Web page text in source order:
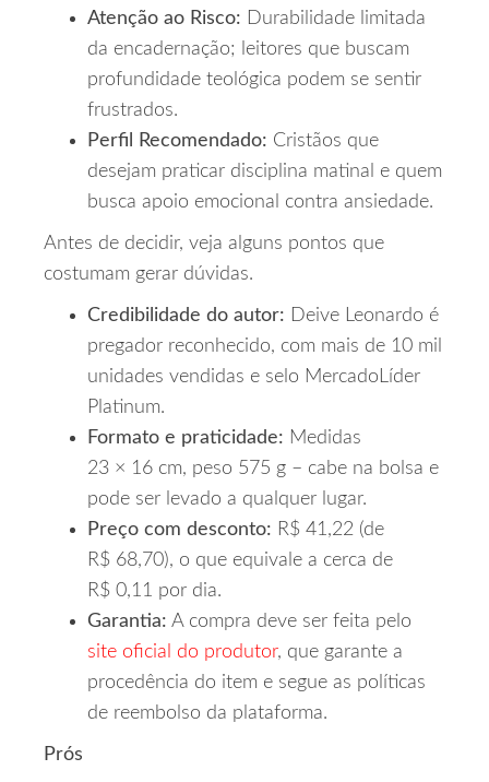
Atenção ao Risco: Durabilidade limitada
da encadernação; leitores que buscam
profundidade teológica podem se sentir
frustrados.
Perfil Recomendado: Cristãos que
desejam praticar disciplina matinal e quem
busca apoio emocional contra ansiedade.
Antes de decidir, veja alguns pontos que
costumam gerar dúvidas.
Credibilidade do autor: Deive Leonardo é
pregador reconhecido, com mais de 10 mil
unidades vendidas e selo MercadoLíder
Platinum.
Formato e praticidade: Medidas
23 × 16 cm, peso 575 g – cabe na bolsa e
pode ser levado a qualquer lugar.
Preço com desconto: R$ 41,22 (de
R$ 68,70), o que equivale a cerca de
R$ 0,11 por dia.
Garantia: A compra deve ser feita pelo
site oficial do produtor, que garante a
procedência do item e segue as políticas
de reembolso da plataforma.
Prós